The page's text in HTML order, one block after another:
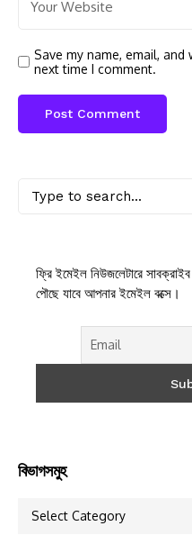
Save my name, email,
next time I comment.
ফ্রি ইমেইল নিউজলেটারে
পৌছে যাবে আপনার ইমেইল বক্সে।
বিভাগসমুহ